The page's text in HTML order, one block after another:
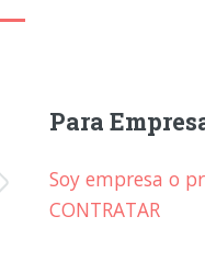
Para
Soy empresa o
CONTRATAR